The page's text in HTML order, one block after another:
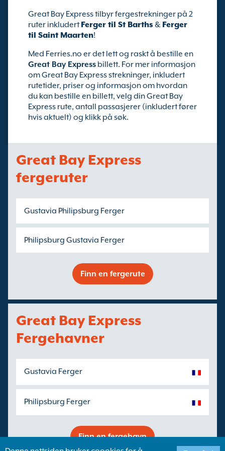
Great Bay Express tilbyr fergestrekninger på 2
ruter inkludertFerger til St Barths & Ferger
til Saint Maarten!
Med Ferries.no er det lett og raskt å bestille en
Great Bay Express billett. For mer informasjon
om Great Bay Express strekninger, inkludert
rutetider, priser og informasjon om hvordan
du kan bestille en billett, velg din Great Bay
Express rute, antall passasjerer (inkludert fører
hvis aktuelt) og klikk på søk.
Great Bay Express
fergeruter
Gustavia Philipsburg Ferger
Philipsburg Gustavia Ferger
Finn en fergerute
Great Bay Express
Fergehavner
Gustavia Ferger
Philipsburg Ferger
Finn en fergehavn